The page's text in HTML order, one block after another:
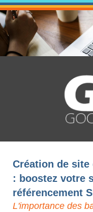
Création de site
: boostez votre
référencement
L'importance des